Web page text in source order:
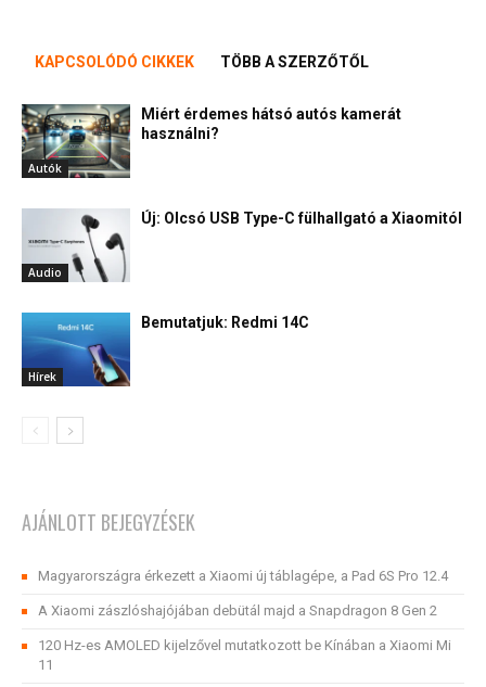
KAPCSOLÓDÓ CIKKEK TÖBB A SZERZŐTŐL
Autók
Miért érdemes hátsó autós kamerát
használni?
Audio
Új: Olcsó USB Type-C fülhallgató a Xiaomitól
Hírek
Bemutatjuk: Redmi 14C
AJÁNLOTT BEJEGYZÉSEK
Magyarországra érkezett a Xiaomi új táblagépe, a Pad 6S Pro 12.4
A Xiaomi zászlóshajójában debütál majd a Snapdragon 8 Gen 2
120 Hz-es AMOLED kijelzővel mutatkozott be Kínában a Xiaomi Mi
11